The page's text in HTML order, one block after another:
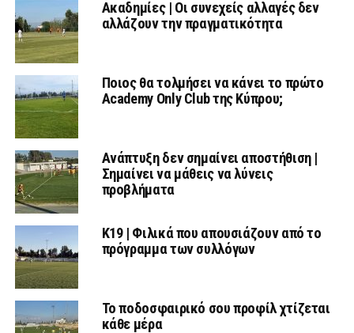
Ακαδημίες | Οι συνεχείς αλλαγές δεν
αλλάζουν την πραγματικότητα
Ποιος θα τολμήσει να κάνει το πρώτο
Academy Only Club της Κύπρου;
Ανάπτυξη δεν σημαίνει αποστήθιση |
Σημαίνει να μάθεις να λύνεις
προβλήματα
Κ19 | Φιλικά που απουσιάζουν από το
πρόγραμμα των συλλόγων
Το ποδοσφαιρικό σου προφίλ χτίζεται
κάθε μέρα